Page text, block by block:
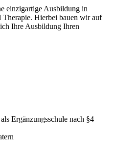
einzigartige Ausbildung in
Therapie. Hierbei bauen wir auf
Ihre Ausbildung Ihren
Ergänzungsschule nach §4